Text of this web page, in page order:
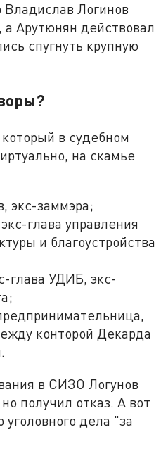
Логинов
а Арутюнян действовал
спугнуть крупную
в судебном
на скамье
экс-заммэра;
глава управления
и благоустройства
глава УДИБ, экс-
конторой Декарда
в СИЗО Логунов
получил отказ. А вот
уголовного дела "за